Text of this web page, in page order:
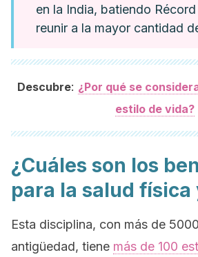
en la India, batiendo
reunir a la mayor cantidad
Descubre: ¿Por qué se
estilo de vida?
¿Cuáles son los
para la salud física
Esta disciplina, con más de
antigüedad, tiene más de 100